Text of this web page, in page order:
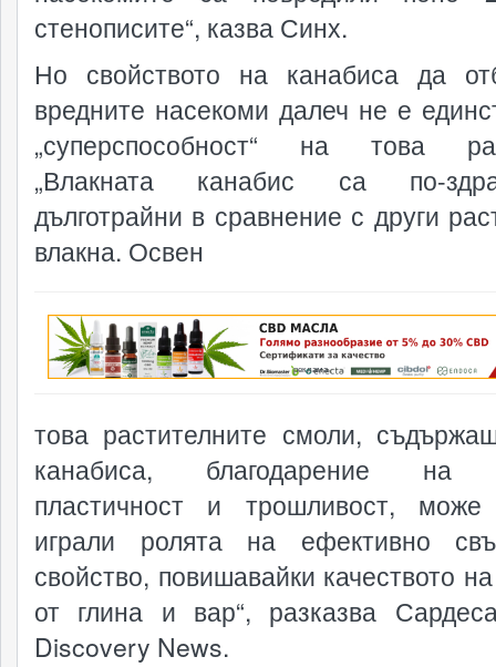
стенописите“, казва Синх.
Но свойството на канабиса да
вредните насекоми далеч не е
„суперспособност“ на това
„Влакната канабис са по-
дълготрайни в сравнение с други
влакна. Освен
реклама
това растителните смоли,
канабиса, благодарение на
пластичност и трошливост,
играли ролята на ефективно
свойство, повишавайки качеството
от глина и вар“, разказва
Discovery News.